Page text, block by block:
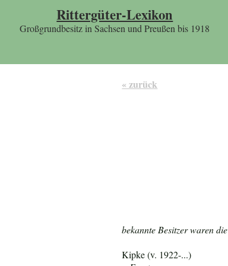
Rittergüter-Lexikon
Großgrundbesitz in Sachsen und Preußen bis 1918
« zurück
bekannte Besitzer waren die
Kipke (v. 1922-...)